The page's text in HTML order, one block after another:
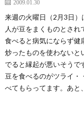
2009.01.30
来週の火曜日（2月3日
人が豆をまくものとさ
食べると病気にならず健
炒ったものを使わないと
でると縁起が悪いそうで
豆を食べるのがツライ・
べてもらってます。あと